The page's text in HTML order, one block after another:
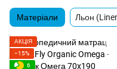
Матеріали Льон
АКЦІЯ
−15%
6